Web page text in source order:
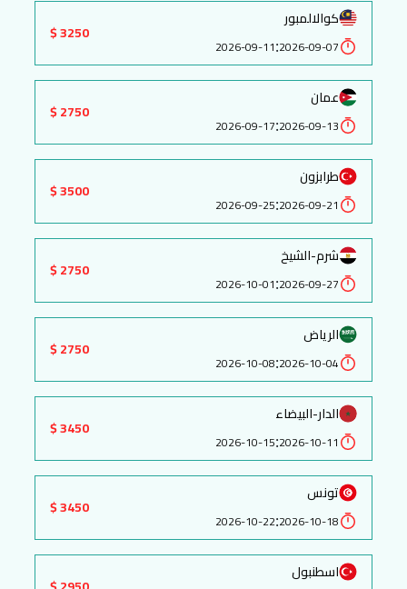
كوالالمبور
2026-09-07
:
2026-09-11
3250 $
عمان
2026-09-13
:
2026-09-17
2750 $
طرابزون
2026-09-21
:
2026-09-25
3500 $
شرم-الشيخ
2026-09-27
:
2026-10-01
2750 $
الرياض
2026-10-04
:
2026-10-08
2750 $
الدار-البيضاء
2026-10-11
:
2026-10-15
3450 $
تونس
2026-10-18
:
2026-10-22
3450 $
اسطنبول